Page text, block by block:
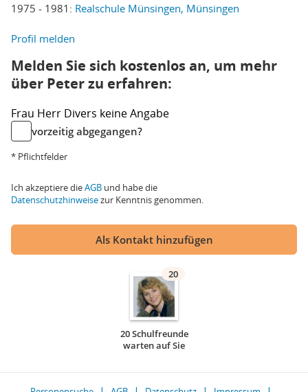
1975 - 1981: Realschule Münsingen, Münsingen
Profil melden
Melden Sie sich kostenlos an, um mehr
über Peter zu erfahren:
Frau Herr Divers keine Angabe
vorzeitig abgegangen?
* Pflichtfelder
Ich akzeptiere dieAGB und habe die
Datenschutzhinweisezur Kenntnis genommen.
Als Kontakt hinzufügen
20
20 Schulfreunde
warten auf Sie